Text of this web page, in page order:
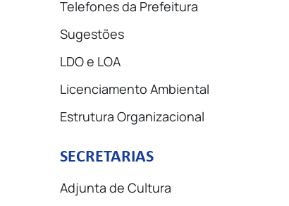
Telefones da Prefeitura
Sugestões
LDO e LOA
Licenciamento Ambiental
Estrutura Organizacional
SECRETARIAS
Adjunta de Cultura